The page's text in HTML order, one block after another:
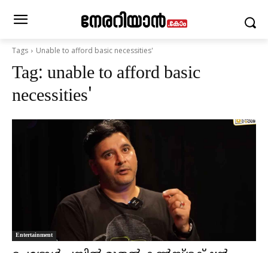
Tags Unable to afford basic necessities'
Tag: unable to afford basic
necessities'
Entertainment